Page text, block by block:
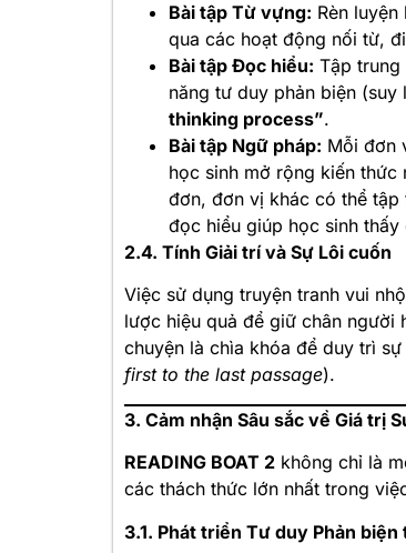
Bài tập Từ vựng: Rèn
qua các hoạt động nối từ,
Bài tập Đọc hiểu: Tập
năng tư duy phản biện
thinking process”.
Bài tập Ngữ pháp: Mỗi đơn
học sinh mở rộng kiến
đơn, đơn vị khác có thể
đọc hiểu giúp học sinh
2.4. Tính Giải trí và Sự Lôi cuốn
Việc sử dụng truyện tranh vui
lược hiệu quả để giữ chân người
chuyện là chìa khóa để duy trì sự
first to the last passage).
3. Cảm nhận Sâu sắc về Giá trị
READING BOAT 2 không chỉ là
các thách thức lớn nhất trong
3.1. Phát triển Tư duy Phản